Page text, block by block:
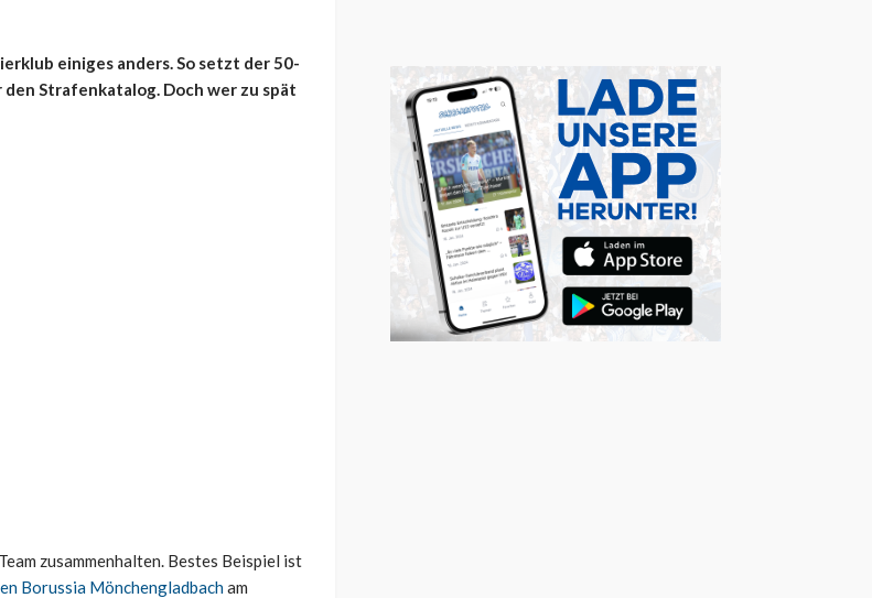
einiges anders. So setzt der 50-
Strafenkatalog. Doch wer zu spät
zusammenhalten. Bestes Beispiel ist
Borussia Mönchengladbacham